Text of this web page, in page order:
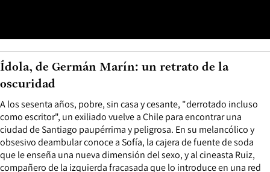
A los sesenta años, pobre, sin casa y cesante, "derrotado incluso
como escritor", un exiliado vuelve a Chile para encontrar una
ciudad de Santiago paupérrima y peligrosa. En su melancólico y
obsesivo deambular conoce a Sofía, la cajera de fuente de soda
que le enseña una nueva dimensión del sexo, y al cineasta Ruiz,
compañero de la izquierda fracasada que lo introduce en una red
Ídola, de Germán Marín: un retrato de la
oscuridad